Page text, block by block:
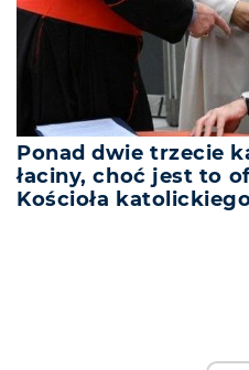
Ponad dwie trzecie
łaciny, choć jest to
Kościoła